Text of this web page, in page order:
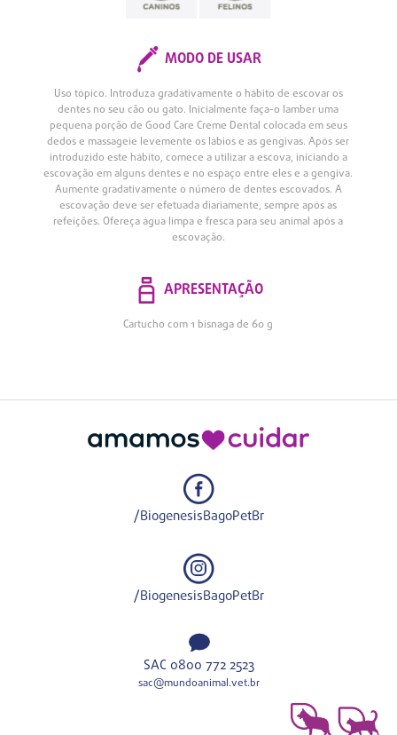
MODO DE USAR
Uso tópico. Introduza gradativamente o hábito de escovar os
dentes no seu cão ou gato. Inicialmente faça-o lamber uma
pequena porção de Good Care Creme Dental colocada em seus
dedos e massageie levemente os lábios e as gengivas. Após ser
introduzido este hábito, comece a utilizar a escova, iniciando a
escovação em alguns dentes e no espaço entre eles e a gengiva.
Aumente gradativamente o número de dentes escovados. A
escovação deve ser efetuada diariamente, sempre após as
refeições. Ofereça água limpa e fresca para seu animal após a
escovação.
APRESENTAÇÃO
Cartucho com 1 bisnaga de 60 g
/BiogenesisBagoPetBr
/BiogenesisBagoPetBr
SAC 0800 772 2523
sac@mundoanimal.vet.br